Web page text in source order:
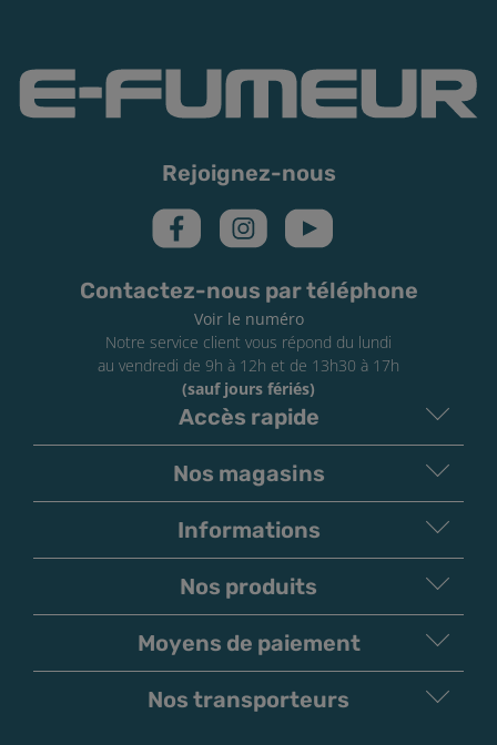
Rejoignez-nous
Contactez-nous par téléphone
Voir le numéro
Notre service client vous répond du lundi
au vendredi de 9h à 12h et de 13h30 à 17h
(sauf jours fériés)
Accès rapide
Nos magasins
Informations
Nos produits
Moyens de paiement
Nos transporteurs